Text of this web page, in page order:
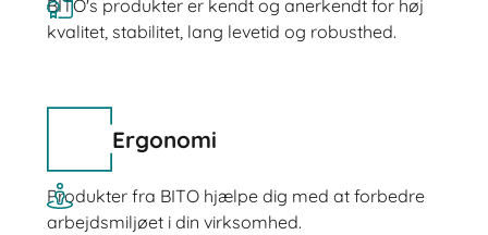
BITO's produkter er kendt og anerkendt for høj
kvalitet, stabilitet, lang levetid og robusthed.
Ergonomi
Produkter fra BITO hjælpe dig med at forbedre
arbejdsmiljøet i din virksomhed.